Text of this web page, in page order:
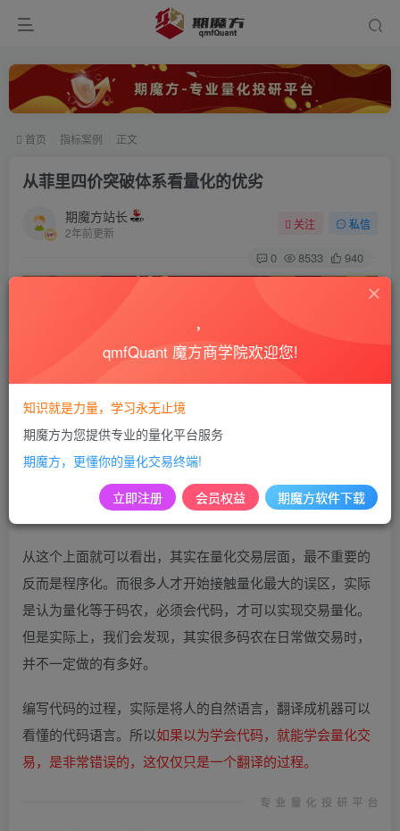
策略回测，量化研究，机器学习，基本面分析，就在期魔方 期魔方已支持期货期权全量化功能，欢迎体验！
首页 指标案例 正文
从菲里四价突破体系看量化的优劣
期魔方站长
2年前更新
关注 私信
0 8533 940
量化是不是一定要懂代码？
量化是一个越来越普及，但是入门门槛很高的技术性行业。
数据分析是量化交易的底层逻辑，量化建模是量化交易的核
心体系，程序化是量化交易的实现手段。
从这个上面就可以看出，其实在量化交易层面，最不重要的
反而是程序化。而很多人才开始接触量化最大的误区，实际
是认为量化等于码农，必须会代码，才可以实现交易量化。
但是实际上，我们会发现，其实很多码农在日常做交易时，
并不一定做的有多好。
编写代码的过程，实际是将人的自然语言，翻译成机器可以
看懂的代码语言。所以如果以为学会代码，就能学会量化交
易，是非常错误的，这仅仅只是一个翻译的过程。
qmfQuant 魔方商学院欢迎您!
知识就是力量，学习永无止境
期魔方为您提供专业的量化平台服务
期魔方，更懂你的量化交易终端!
立即注册 会员权益 期魔方软件下载